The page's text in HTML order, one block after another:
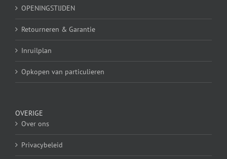
OPENINGSTIJDEN
Retourneren & Garantie
Inruilplan
Opkopen van particulieren
OVERIGE
Over ons
Privacybeleid